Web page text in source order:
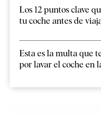
Los 12 puntos clave
tu coche antes de
Esta es la multa que
por lavar el coche en